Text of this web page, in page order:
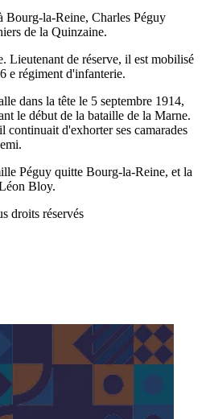
Bourg-la-Reine, Charles Péguy
de la Quinzaine.
Lieutenant de réserve, il est mobilisé
e régiment d'infanterie.
dans la tête le 5 septembre 1914,
le début de la bataille de la Marne.
d'exhorter ses camarades
Péguy quitte Bourg-la-Reine, et la
Bloy.
droits réservés